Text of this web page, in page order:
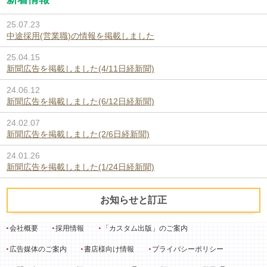
25.07.23
中途採用(営業職)の情報を掲載しました
25.04.15
新聞広告を掲載しました(4/11日経新聞)
24.06.12
新聞広告を掲載しました(6/12日経新聞)
24.02.07
新聞広告を掲載しました(2/6日経新聞)
24.01.26
新聞広告を掲載しました(1/24日経新聞)
お知らせと訂正
会社概要 採用情報 「カスタム出版」のご案内
広告媒体のご案内 書店様向け情報 プライバシーポリシー